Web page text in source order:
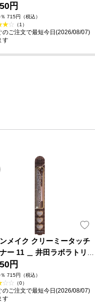
円
715円（税込）
（1）
のご注文で最短今日(2026/08/07)
す
メイク クリーミータッチ
ー 11 ＿ 井田ラボラトリー
円
715円（税込）
（0）
のご注文で最短今日(2026/08/07)
す